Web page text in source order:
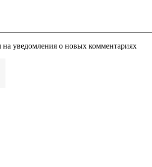
на уведомления о новых комментариях